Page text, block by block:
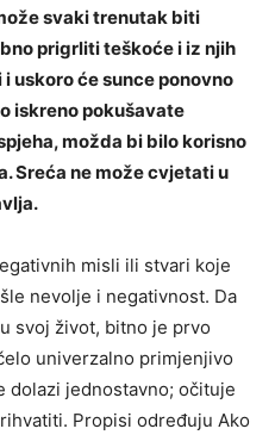
svaki trenutak biti
prigrliti teškoće i iz njih
uskoro će sunce ponovno
iskreno pokušavate
možda bi bilo korisno
Sreća ne može cvjetati u
misli ili stvari koje
nevolje i negativnost. Da
svoj život, bitno je prvo
univerzalno primjenjivo
dolazi jednostavno; očituje
Propisi određuju Ako